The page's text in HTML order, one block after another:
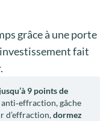
grâce à une porte
fait
jusqu’à 9 points de
gâche
d’effraction,dormez